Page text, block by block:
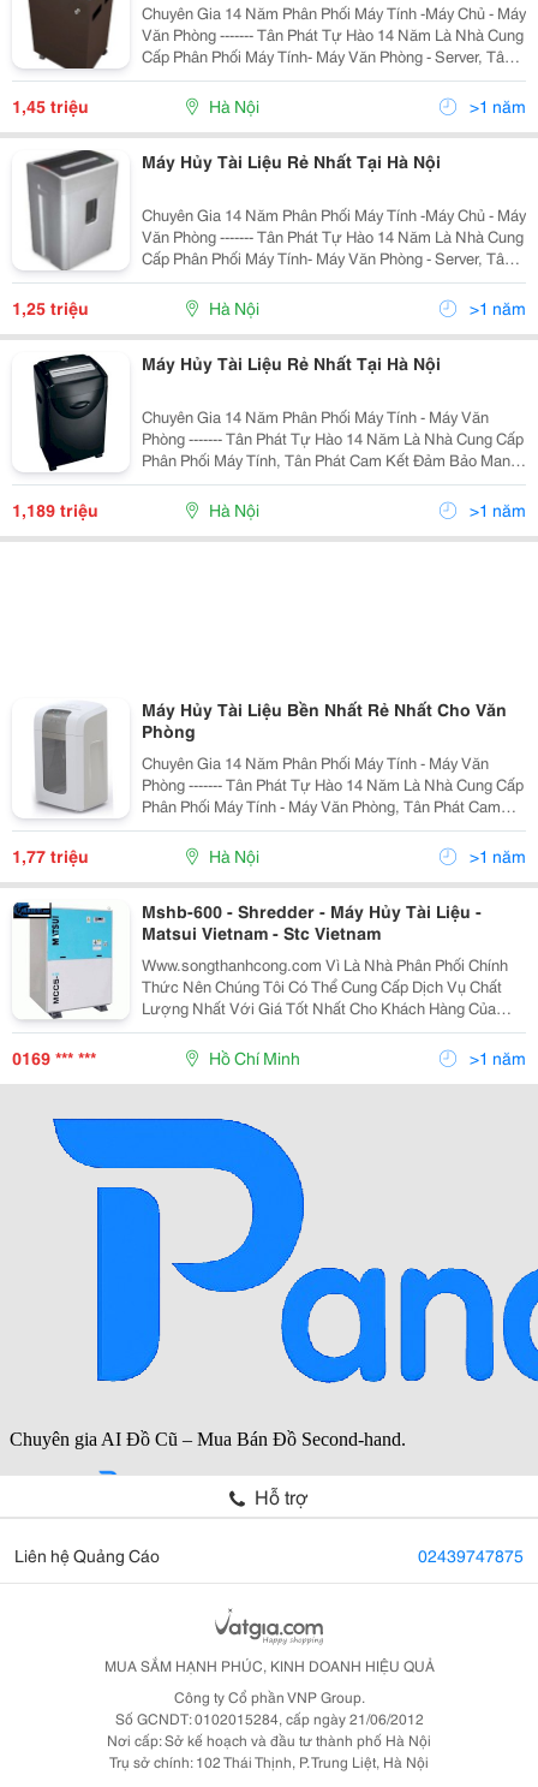
Chuyên Gia 14 Năm Phân Phối Máy Tính -Máy Chủ - Máy
Văn Phòng ------- Tân Phát Tự Hào 14 Năm Là Nhà Cung
Cấp Phân Phối Máy Tính- Máy Văn Phòng - Server, Tân
Phát Cam Kết Đảm Bảo Mang Tới Cho Quý Khách
Những Sản Phẩm Với Mức Giá Rẻ Nhất Hà Nội,
1,45 triệu Hà Nội >1 năm
Máy Hủy Tài Liệu Rẻ Nhất Tại Hà Nội
Chuyên Gia 14 Năm Phân Phối Máy Tính -Máy Chủ - Máy
Văn Phòng ------- Tân Phát Tự Hào 14 Năm Là Nhà Cung
Cấp Phân Phối Máy Tính- Máy Văn Phòng - Server, Tân
Phát Cam Kết Đảm Bảo Mang Tới Cho Quý Khách
Những Sản Phẩm Với Mức Giá Rẻ Nhất Hà Nội,
1,25 triệu Hà Nội >1 năm
Máy Hủy Tài Liệu Rẻ Nhất Tại Hà Nội
Chuyên Gia 14 Năm Phân Phối Máy Tính - Máy Văn
Phòng ------- Tân Phát Tự Hào 14 Năm Là Nhà Cung Cấp
Phân Phối Máy Tính, Tân Phát Cam Kết Đảm Bảo Mang
Tới Cho Quý Khách Những Sản Phẩm Với Mức Giá Rẻ
Nhất Hà Nội, Sản Phẩm Chất Lượng Chính Hãng,..
1,189 triệu Hà Nội >1 năm
Máy Hủy Tài Liệu Bền Nhất Rẻ Nhất Cho Văn
Phòng
Chuyên Gia 14 Năm Phân Phối Máy Tính - Máy Văn
Phòng ------- Tân Phát Tự Hào 14 Năm Là Nhà Cung Cấp
Phân Phối Máy Tính - Máy Văn Phòng, Tân Phát Cam
Kết Đảm Bảo Mang Tới Cho Quý Khách Những Sản
Phẩm Với Mức Giá Rẻ Nhất Hà Nội, Sản Phẩm Chất
1,77 triệu Hà Nội >1 năm
Mshb-600 - Shredder - Máy Hủy Tài Liệu -
Matsui Vietnam - Stc Vietnam
Www.songthanhcong.com Vì Là Nhà Phân Phối Chính
Thức Nên Chúng Tôi Có Thể Cung Cấp Dịch Vụ Chất
Lượng Nhất Với Giá Tốt Nhất Cho Khách Hàng Của
Mình. Quý Khách Có Nhu Cầu Xin Vui Lòng Liên Hệ:
Đoàn Thị Xuân Hảo I Senior Sales Eng. I ===
0169 *** *** Hồ Chí Minh >1 năm
Hỗ trợ
Liên hệ Quảng Cáo 02439747875
MUA SẮM HẠNH PHÚC, KINH DOANH HIỆU QUẢ
Công ty Cổ phần VNP Group.
Số GCNDT: 0102015284, cấp ngày 21/06/2012
Nơi cấp: Sở kế hoạch và đầu tư thành phố Hà Nội
Trụ sở chính: 102 Thái Thịnh, P. Trung Liệt, Hà Nội